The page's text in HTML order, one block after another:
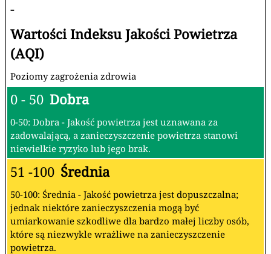
-
Wartości Indeksu Jakości Powietrza
(AQI)
Poziomy zagrożenia zdrowia
0 - 50 Dobra
0-50: Dobra - Jakość powietrza jest uznawana za
zadowalającą, a zanieczyszczenie powietrza stanowi
niewielkie ryzyko lub jego brak.
51 -100 Średnia
50-100: Średnia - Jakość powietrza jest dopuszczalna;
jednak niektóre zanieczyszczenia mogą być
umiarkowanie szkodliwe dla bardzo małej liczby osób,
które są niezwykle wrażliwe na zanieczyszczenie
powietrza.